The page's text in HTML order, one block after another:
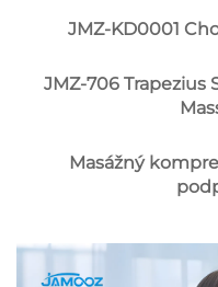
JMZ-KD0001
JMZ-706 Trapezius
Masážný